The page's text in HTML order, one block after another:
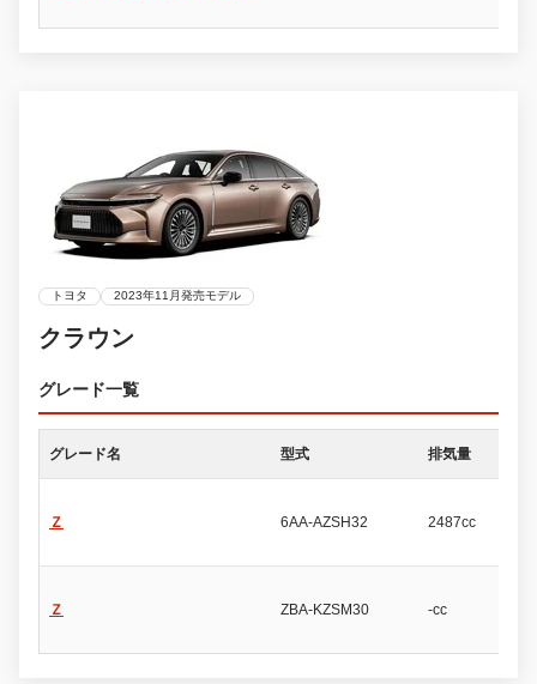
トヨタ 2023年11月発売モデル
クラウン
グレード一覧
グレード名 型式 排気量
Ｚ 6AA-AZSH32 2487cc
Ｚ ZBA-KZSM30 -cc